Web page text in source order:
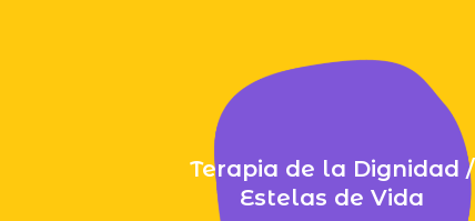
Terapia de la Dignidad /
Estelas de Vida